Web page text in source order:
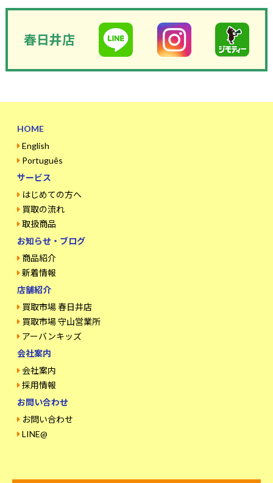
春日井店
HOME
English
Português
サービス
はじめての方へ
買取の流れ
取扱商品
お知らせ・ブログ
商品紹介
新着情報
店舗紹介
買取市場 春日井店
買取市場 守山営業所
アーバンキッズ
会社案内
会社案内
採用情報
お問い合わせ
お問い合わせ
LINE@